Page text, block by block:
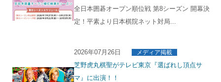
全日本囲碁オープン順位戦 第8シーズン 開幕決
定！平素より日本棋院ネット対局...
2026年07月26日 メディア掲載
芝野虎丸棋聖がテレビ東京『選ばれし頂点サ
マ』に出演！！